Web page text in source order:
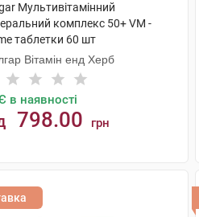
Мультивітамінний
комплекс 50+ VM -
таблетки 60 шт
Вітамін енд Херб
в наявності
798.00 грн